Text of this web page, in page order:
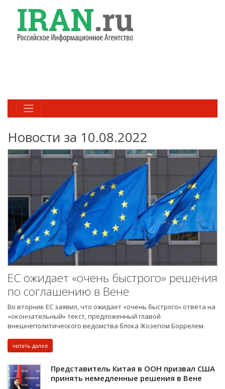
Новости за 10.08.2022
ЕС ожидает «очень быстрого» решения
по соглашению в Вене
Во вторник ЕС заявил, что ожидает «очень быстрого» ответа на
«окончательный» текст, предложенный главой
внешнеполитического ведомства блока Жозепом Боррелем.
читать далее
Представитель Китая в ООН призвал США
принять немедленные решения в Вене